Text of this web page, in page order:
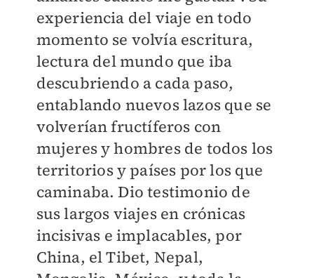
experiencia del viaje en todo
momento se volvía escritura,
lectura del mundo que iba
descubriendo a cada paso,
entablando nuevos lazos que se
volverían fructíferos con
mujeres y hombres de todos los
territorios y países por los que
caminaba. Dio testimonio de
sus largos viajes en crónicas
incisivas e implacables, por
China, el Tibet, Nepal,